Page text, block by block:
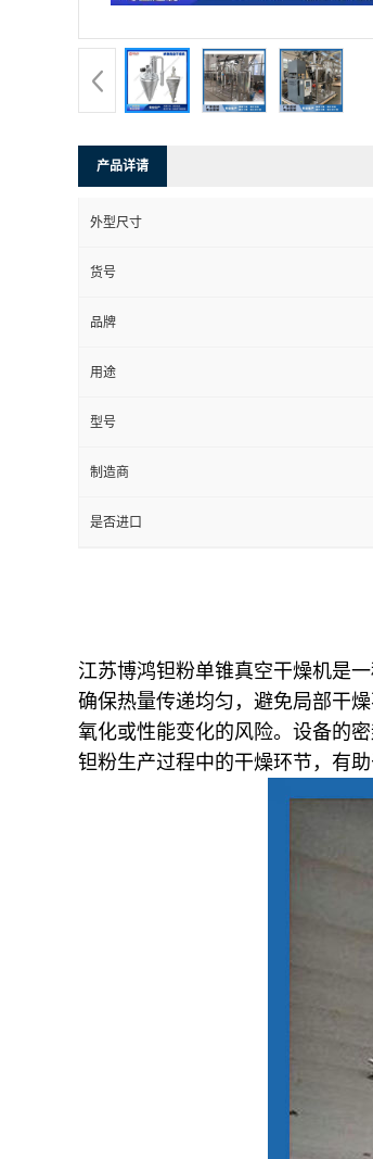
产品详请
外型尺寸
货号
品牌
用途
型号
制造商
是否进口
江苏博鸿钽粉单锥真空干燥机是
确保热量传递均匀，避免局部干
氧化或性能变化的风险。设备的
钽粉生产过程中的干燥环节，有